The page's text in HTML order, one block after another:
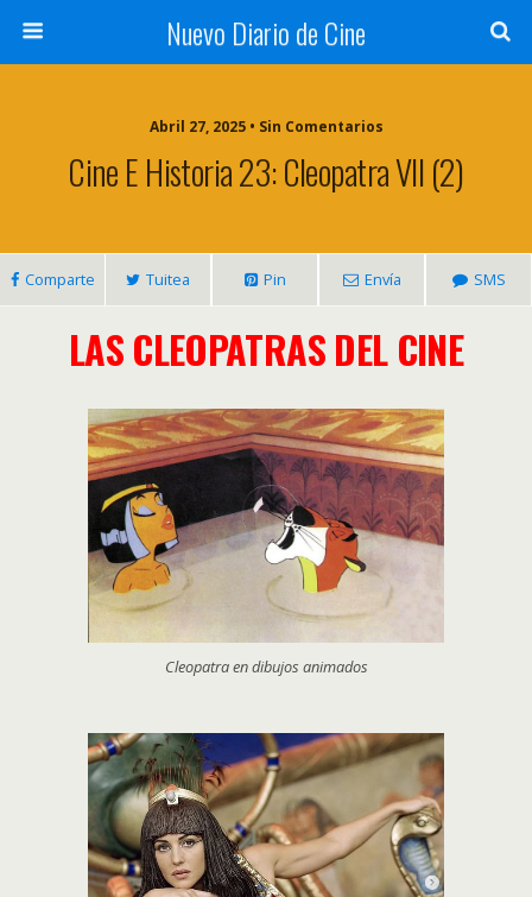
Nuevo Diario de Cine
Abril 27, 2025 • Sin Comentarios
Cine E Historia 23: Cleopatra VII (2)
Comparte Tuitea Pin Envía SMS
LAS CLEOPATRAS DEL CINE
Cleopatra en dibujos animados